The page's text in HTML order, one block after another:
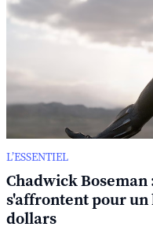
L’ESSENTIEL
Chadwick Boseman
s'affrontent pour un
dollars